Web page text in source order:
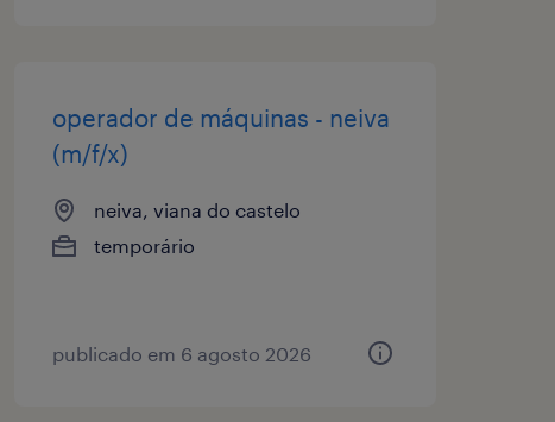
operador de máquinas - neiva
(m/f/x)
neiva, viana do castelo
temporário
publicado em 6 agosto 2026